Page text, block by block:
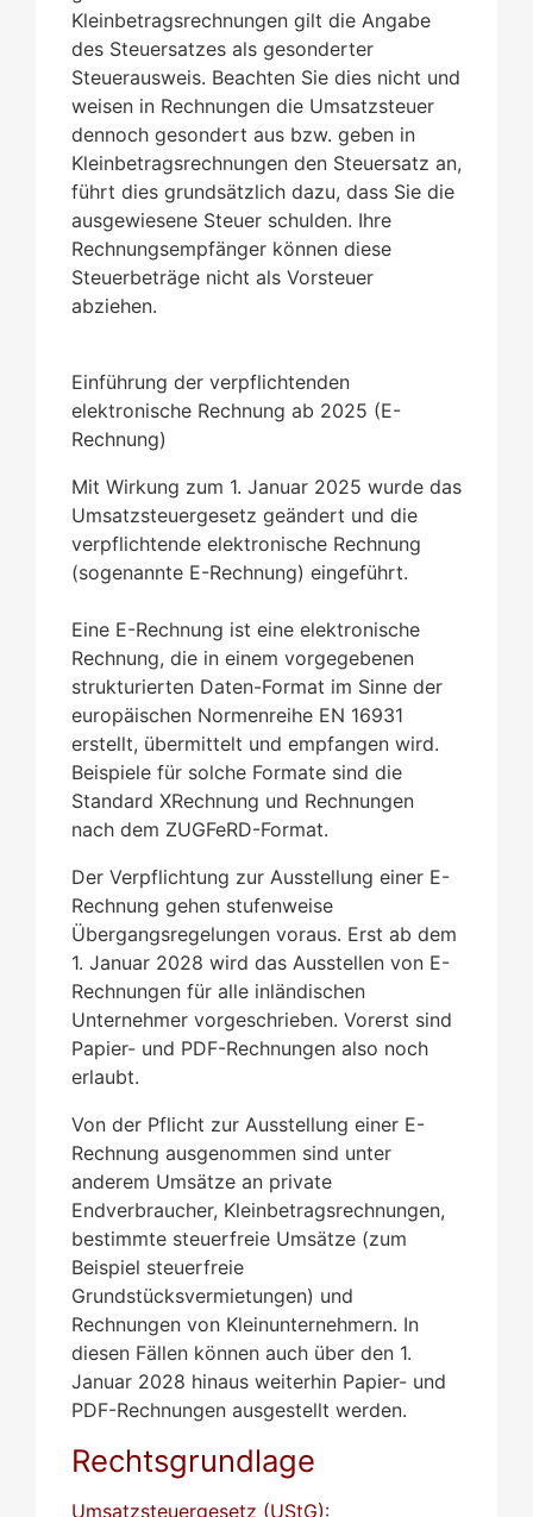
Kleinbetragsrechnungen gilt die Angabe
des Steuersatzes als gesonderter
Steuerausweis. Beachten Sie dies nicht und
weisen in Rechnungen die Umsatzsteuer
dennoch gesondert aus bzw. geben in
Kleinbetragsrechnungen den Steuersatz an,
führt dies grundsätzlich dazu, dass Sie die
ausgewiesene Steuer schulden. Ihre
Rechnungsempfänger können diese
Steuerbeträge nicht als Vorsteuer
abziehen.
Einführung der verpflichtenden
elektronische Rechnung ab 2025 (E-
Rechnung)
Mit Wirkung zum 1. Januar 2025 wurde das
Umsatzsteuergesetz geändert und die
verpflichtende elektronische Rechnung
(sogenannte E-Rechnung) eingeführt.
Eine E-Rechnung ist eine elektronische
Rechnung, die in einem vorgegebenen
strukturierten Daten-Format im Sinne der
europäischen Normenreihe EN 16931
erstellt, übermittelt und empfangen wird.
Beispiele für solche Formate sind die
Standard XRechnung und Rechnungen
nach dem ZUGFeRD-Format.
Der Verpflichtung zur Ausstellung einer E-
Rechnung gehen stufenweise
Übergangsregelungen voraus. Erst ab dem
1. Januar 2028 wird das Ausstellen von E-
Rechnungen für alle inländischen
Unternehmer vorgeschrieben. Vorerst sind
Papier- und PDF-Rechnungen also noch
erlaubt.
Von der Pflicht zur Ausstellung einer E-
Rechnung ausgenommen sind unter
anderem Umsätze an private
Endverbraucher, Kleinbetragsrechnungen,
bestimmte steuerfreie Umsätze (zum
Beispiel steuerfreie
Grundstücksvermietungen) und
Rechnungen von Kleinunternehmern. In
diesen Fällen können auch über den 1.
Januar 2028 hinaus weiterhin Papier- und
PDF-Rechnungen ausgestellt werden.
Rechtsgrundlage
Umsatzsteuergesetz (UStG):